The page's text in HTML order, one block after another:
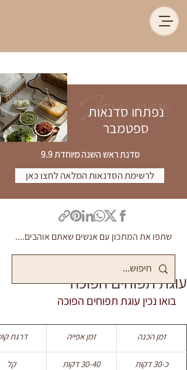
Join now
נפתחו סדנאות
ספטמבר
סדנת ראש השנה מיוחדת 9.9
לרשימת הסדנאות המלאה לחצו כאן
שתפו את המתכון עם אנשים שאתם אוהבים....
עוגת תפוחים הפוכה
בואו נכין עוגת תפוחים הפוכה
זמן הכנה זמן אפייה דרגת
כ-30 דקות 30-40 דקות קל